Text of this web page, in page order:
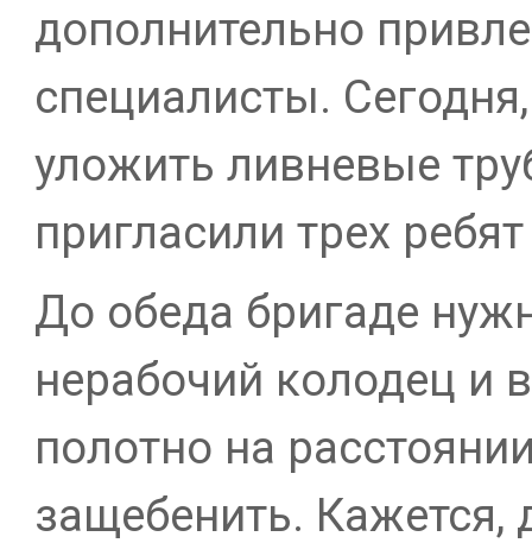
дополнительно
специалисты.
уложить ливневые
пригласили трех
До обеда бригаде
нерабочий колодец и
полотно на
защебенить. Кажется,